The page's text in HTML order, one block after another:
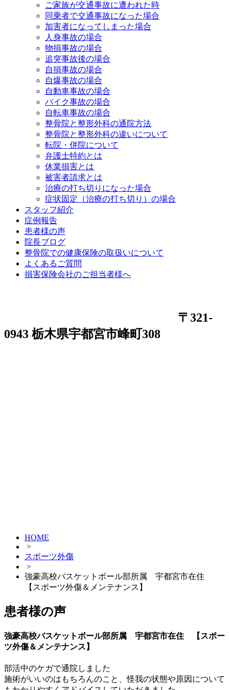
ご家族が交通事故に遭われた時
同乗者で交通事故になった場合
加害者になってしまった場合
人身事故の場合
物損事故の場合
追突事故後の場合
自損事故の場合
自爆事故の場合
自動車事故の場合
バイク事故の場合
自転車事故の場合
整骨院と整形外科の通院方法
整骨院と整形外科の違いについて
転院・併院について
弁護士特約とは
休業損害とは
被害者請求とは
治療の打ち切りになった場合
症状固定（治療の打ち切り）の場合
スタッフ紹介
症例報告
患者様の声
院長ブログ
整骨院での健康保険の取扱いについて
よくあるご質問
損害保険会社のご担当者様へ
〒321-
0943 栃木県宇都宮市峰町308
HOME
>
スポーツ外傷
>
強豪高校バスケットボール部所属 宇都宮市在住
【スポーツ外傷＆メンテナンス】
患者様の声
強豪高校バスケットボール部所属 宇都宮市在住 【スポー
ツ外傷＆メンテナンス】
部活中のケガで通院しました
施術がいいのはもちろんのこと、怪我の状態や原因について